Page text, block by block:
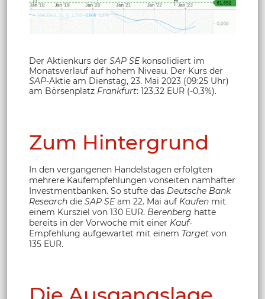
Der Aktienkurs der SAP SEkonsolidiert im
Monatsverlauf auf hohem Niveau. Der Kurs der
SAP-Aktie am Dienstag, 23. Mai 2023 (09:25 Uhr)
am Börsenplatz Frankfurt: 123,32 EUR (-0,3%).
Zum Hintergrund
In den vergangenen Handelstagen erfolgten
mehrere Kaufempfehlungen vonseiten namhafter
Investmentbanken. So stufte das Deutsche Bank
Research die SAP SEam 22. Mai auf Kaufen mit
einem Kursziel von 130 EUR. Berenberg hatte
bereits in der Vorwoche mit einer Kauf-
Empfehlung aufgewartet mit einem Target von
135 EUR.